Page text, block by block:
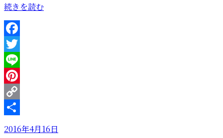
“バ
ス
フ
ィ
ッ
シ
ン
グ
帆
布
ッ
続きを読む
Facebook
Twitter
Line
Pinterest
Copy
Link
投
2016年4月16日